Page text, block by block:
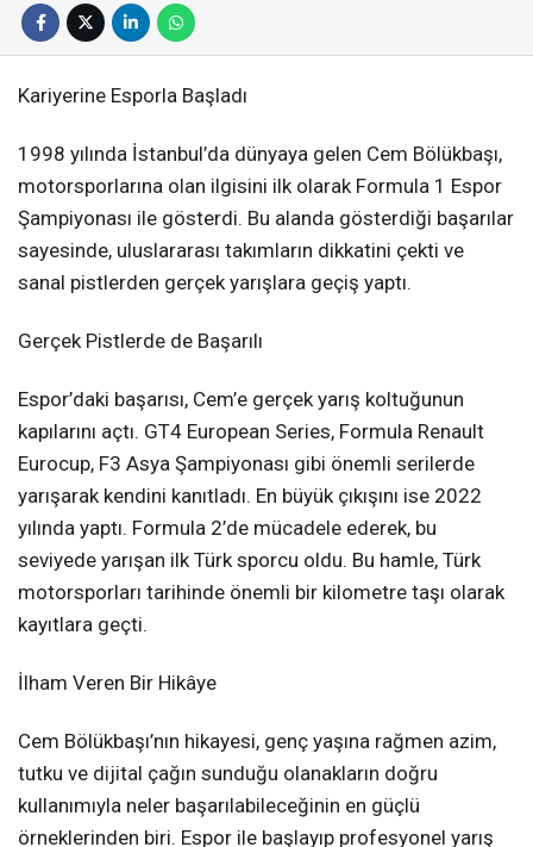
Kariyerine Esporla Başladı
1998 yılında İstanbul’da dünyaya gelen Cem Bölükbaşı,
motorsporlarına olan ilgisini ilk olarak Formula 1 Espor
Şampiyonası ile gösterdi. Bu alanda gösterdiği başarılar
sayesinde, uluslararası takımların dikkatini çekti ve
sanal pistlerden gerçek yarışlara geçiş yaptı.
Gerçek Pistlerde de Başarılı
Espor’daki başarısı, Cem’e gerçek yarış koltuğunun
kapılarını açtı. GT4 European Series, Formula Renault
Eurocup, F3 Asya Şampiyonası gibi önemli serilerde
yarışarak kendini kanıtladı. En büyük çıkışını ise 2022
yılında yaptı. Formula 2’de mücadele ederek, bu
seviyede yarışan ilk Türk sporcu oldu. Bu hamle, Türk
motorsporları tarihinde önemli bir kilometre taşı olarak
kayıtlara geçti.
İlham Veren Bir Hikâye
Cem Bölükbaşı’nın hikayesi, genç yaşına rağmen azim,
tutku ve dijital çağın sunduğu olanakların doğru
kullanımıyla neler başarılabileceğinin en güçlü
örneklerinden biri. Espor ile başlayıp profesyonel yarış